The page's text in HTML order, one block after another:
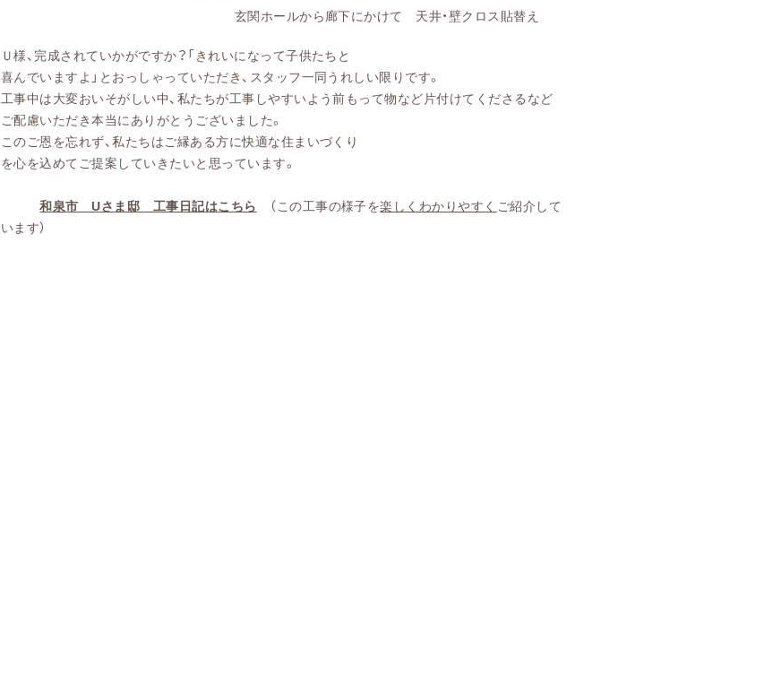
玄関ホールから廊下にかけて 天井・壁クロス貼替え
Ｕ様、完成されていかがですか？「きれいになって子供たちと
喜んでいますよ」とおっしゃっていただき、スタッフ一同うれしい限りです。
工事中は大変おいそがしい中、私たちが工事しやすいよう前もって物など片付けてくださるなど
ご配慮いただき本当にありがとうございました。
このご恩を忘れず、私たちはご縁ある方に快適な住まいづくり
を心を込めてご提案していきたいと思っています。
和泉市 Uさま邸 工事日記はこちら （この工事の様子を楽しくわかりやすく ご紹介して
います）